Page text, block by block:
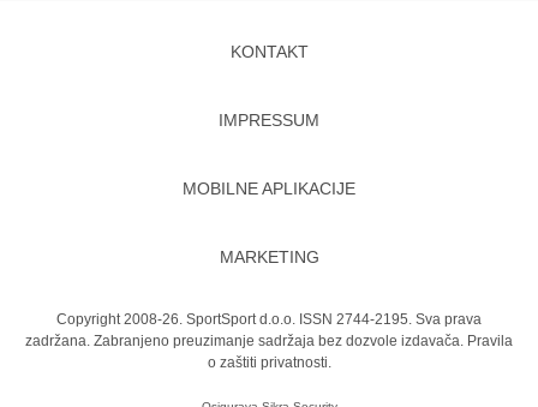
KONTAKT
IMPRESSUM
MOBILNE APLIKACIJE
MARKETING
Copyright 2008-26. SportSport d.o.o. ISSN 2744-2195. Sva prava
zadržana. Zabranjeno preuzimanje sadržaja bez dozvole izdavača. Pravila
o zaštiti privatnosti.